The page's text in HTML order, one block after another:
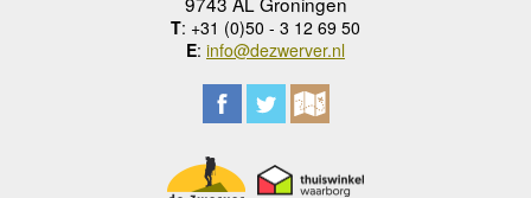
T: +31 (0)50 - 3 12 69 50
E: info@dezwerver.nl